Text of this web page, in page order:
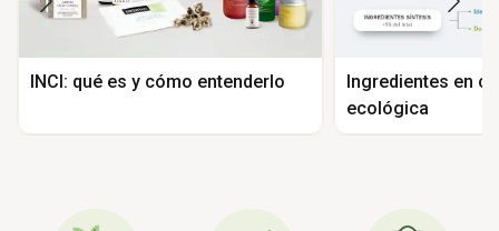
INCI: qué es y cómo entenderlo
Ingredientes en
ecológica